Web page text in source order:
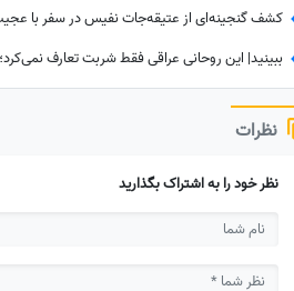
نظرات
نظر خود را به اشتراک بگذارید